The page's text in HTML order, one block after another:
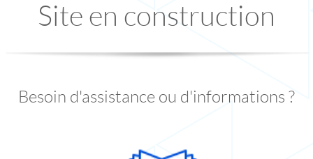
Site en construction
Besoin d'assistance ou d'informations ?